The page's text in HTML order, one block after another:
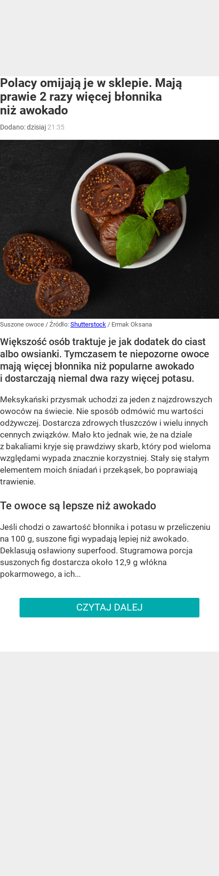
Polacy omijają je w sklepie. Mają
prawie 2 razy więcej błonnika
niż awokado
Dodano:dzisiaj 21:35
Suszone owoce / Źródło: Shutterstock / Ermak Oksana
Większość osób traktuje je jak dodatek do ciast
albo owsianki. Tymczasem te niepozorne owoce
mają więcej błonnika niż popularne awokado
i dostarczają niemal dwa razy więcej potasu.
Meksykański przysmak uchodzi za jeden z najzdrowszych
owoców na świecie. Nie sposób odmówić mu wartości
odżywczej. Dostarcza zdrowych tłuszczów i wielu innych
cennych związków. Mało kto jednak wie, że na dziale
z bakaliami kryje się prawdziwy skarb, który pod wieloma
względami wypada znacznie korzystniej. Stały się stałym
elementem moich śniadań i przekąsek, bo poprawiają
trawienie.
Te owoce są lepsze niż awokado
Jeśli chodzi o zawartość błonnika i potasu w przeliczeniu
na 100 g, suszone figi wypadają lepiej niż awokado.
Deklasują osławiony superfood. Stugramowa porcja
suszonych fig dostarcza około 12,9 g włókna
pokarmowego, a ich...
CZYTAJ DALEJ